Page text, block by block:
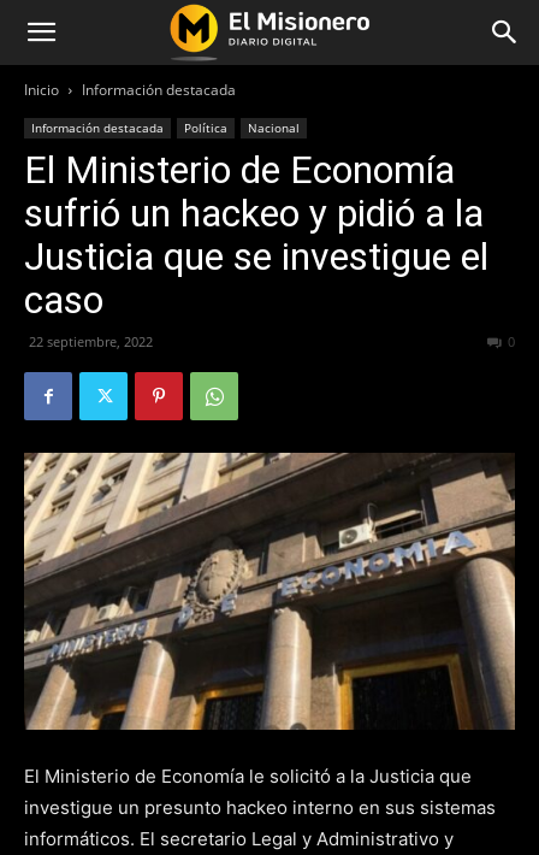
Inicio Información destacada
Información destacada Política Nacional
El Ministerio de Economía
sufrió un hackeo y pidió a la
Justicia que se investigue el
caso
22 septiembre, 2022 0
El Ministerio de Economía le solicitó a la Justicia que
investigue un presunto hackeo interno en sus sistemas
informáticos. El secretario Legal y Administrativo y